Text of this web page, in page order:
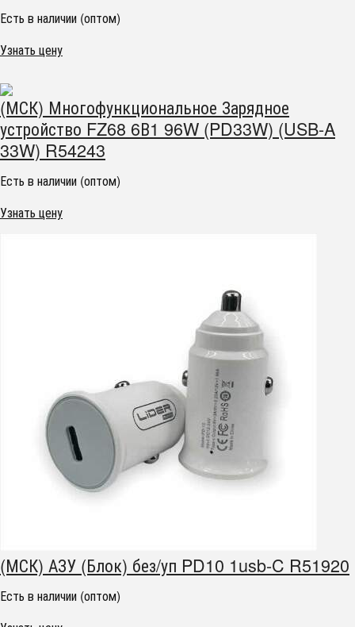
Есть в наличии (оптом)
Узнать цену
(МСК) Многофункциональное Зарядное
устройство FZ68 6В1 96W (PD33W) (USB-A
33W) R54243
Есть в наличии (оптом)
Узнать цену
(МСК) АЗУ (Блок) без/уп PD10 1usb-C R51920
Есть в наличии (оптом)